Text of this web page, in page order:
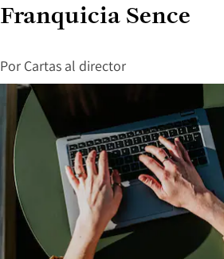
Franquicia Sence
Por Cartas al director